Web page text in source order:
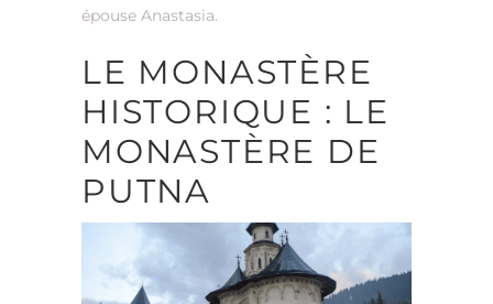
épouse Anastasia.
LE MONASTÈRE
HISTORIQUE : LE
MONASTÈRE DE
PUTNA